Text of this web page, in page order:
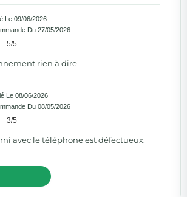
Le 09/06/2026
Du 27/05/2026
5/5
rien à dire
Le 08/06/2026
Du 08/05/2026
3/5
avec le téléphone est défectueux.